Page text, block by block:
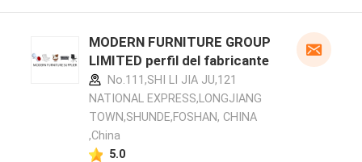
MODERN FURNITURE GROUP
LIMITED perfil del fabricante
No.111,SHI LI JIA JU,121
NATIONAL EXPRESS,LONGJIANG
TOWN,SHUNDE,FOSHAN, CHINA
,China
5.0